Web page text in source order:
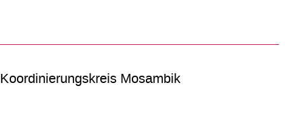
Koordinierungskreis Mosambik